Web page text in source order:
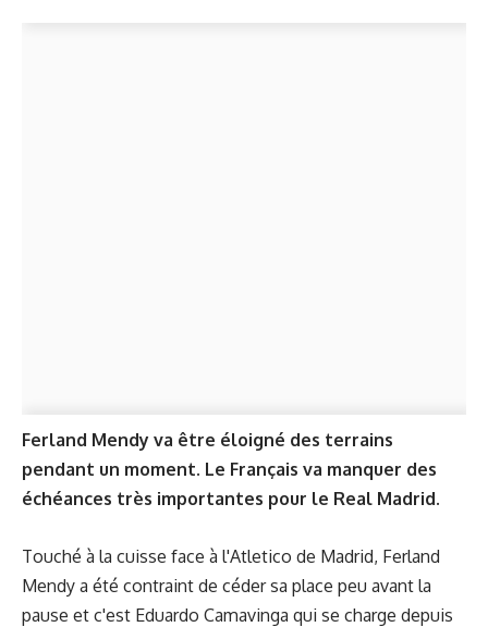
Ferland Mendy va être éloigné des terrains
pendant un moment. Le Français va manquer des
échéances très importantes pour le Real Madrid.
Touché à la cuisse face à l'Atletico de Madrid, Ferland
Mendy a été contraint de céder sa place peu avant la
pause et c'est Eduardo Camavinga qui se charge depuis